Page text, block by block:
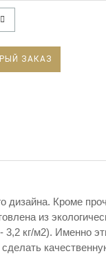
ЗАКАЗ
дизайна. Кроме
из
3,2 кг/м2). Именно